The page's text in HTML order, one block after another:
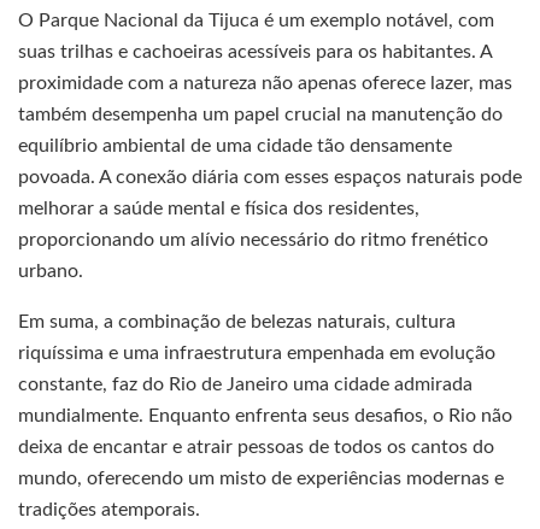
O Parque Nacional da Tijuca é um exemplo notável, com
suas trilhas e cachoeiras acessíveis para os habitantes. A
proximidade com a natureza não apenas oferece lazer, mas
também desempenha um papel crucial na manutenção do
equilíbrio ambiental de uma cidade tão densamente
povoada. A conexão diária com esses espaços naturais pode
melhorar a saúde mental e física dos residentes,
proporcionando um alívio necessário do ritmo frenético
urbano.
Em suma, a combinação de belezas naturais, cultura
riquíssima e uma infraestrutura empenhada em evolução
constante, faz do Rio de Janeiro uma cidade admirada
mundialmente. Enquanto enfrenta seus desafios, o Rio não
deixa de encantar e atrair pessoas de todos os cantos do
mundo, oferecendo um misto de experiências modernas e
tradições atemporais.